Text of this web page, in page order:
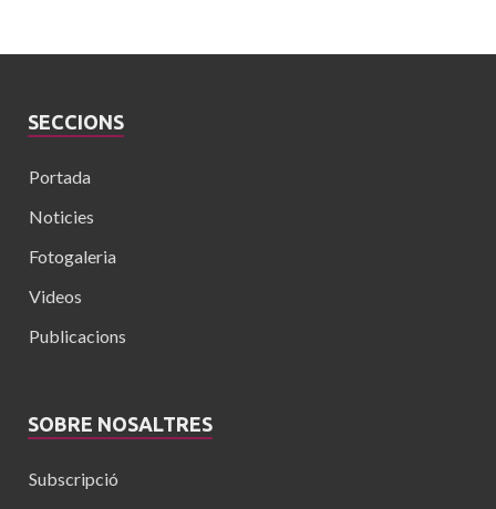
SECCIONS
Portada
Noticies
Fotogaleria
Videos
Publicacions
SOBRE NOSALTRES
Subscripció